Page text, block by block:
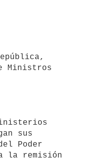
Ministros
sus
Poder
la remisión